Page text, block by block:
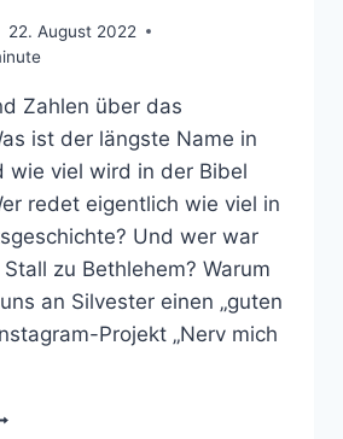
22. August 2022
Zahlen über das
ist der längste Name in
wie viel wird in der Bibel
redet eigentlich wie viel in
Und wer war
zu Bethlehem? Warum
an Silvester einen „guten
Projekt „Nerv mich